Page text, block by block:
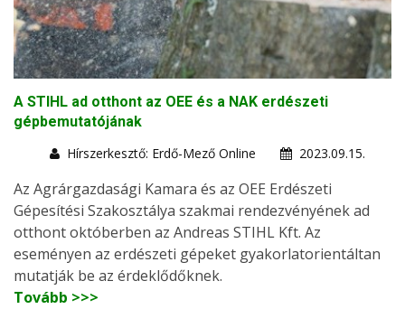
A STIHL ad otthont az OEE és a NAK erdészeti
gépbemutatójának
Hírszerkesztő: Erdő-Mező Online
2023.09.15.
Az Agrárgazdasági Kamara és az OEE Erdészeti
Gépesítési Szakosztálya szakmai rendezvényének ad
otthont októberben az Andreas STIHL Kft. Az
eseményen az erdészeti gépeket gyakorlatorientáltan
mutatják be az érdeklődőknek.
Tovább >>>